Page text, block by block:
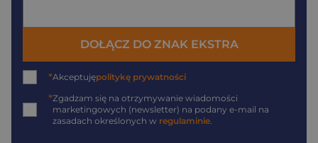
DOŁĄCZ DO ZNAK EKSTRA
*Akceptujępolitykę prywatności
*Zgadzam się na otrzymywanie wiadomości
marketingowych (newsletter) na podany e-mail na
zasadach określonych w regulaminie